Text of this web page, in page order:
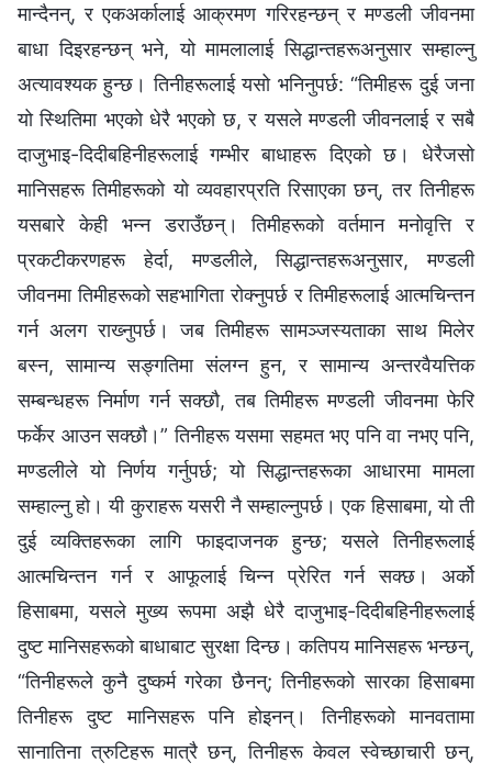
मान्दैनन्, र एकअर्कालाई आक्रमण गरिरहन्छन् र मण्डली जीवनमा
बाधा दिइरहन्छन् भने, यो मामलालाई सिद्धान्तहरूअनुसार सम्हाल्नु
अत्यावश्यक हुन्छ। तिनीहरूलाई यसो भनिनुपर्छ: “तिमीहरू दुई जना
यो स्थितिमा भएको धेरै भएको छ, र यसले मण्डली जीवनलाई र सबै
दाजुभाइ-दिदीबहिनीहरूलाई गम्भीर बाधाहरू दिएको छ। धेरैजसो
मानिसहरू तिमीहरूको यो व्यवहारप्रति रिसाएका छन्, तर तिनीहरू
यसबारे केही भन्‍न डराउँछन्। तिमीहरूको वर्तमान मनोवृत्ति र
प्रकटीकरणहरू हेर्दा, मण्डलीले, सिद्धान्तहरूअनुसार, मण्डली
जीवनमा तिमीहरूको सहभागिता रोक्‍नुपर्छ र तिमीहरूलाई आत्मचिन्तन
गर्न अलग राख्‍नुपर्छ। जब तिमीहरू सामञ्जस्यताका साथ मिलेर
बस्‍न, सामान्य सङ्गतिमा संलग्‍न हुन, र सामान्य अन्तरवैयत्तिक
सम्बन्धहरू निर्माण गर्न सक्छौ, तब तिमीहरू मण्डली जीवनमा फेरि
फर्केर आउन सक्छौ।” तिनीहरू यसमा सहमत भए पनि वा नभए पनि,
मण्डलीले यो निर्णय गर्नुपर्छ; यो सिद्धान्तहरूका आधारमा मामला
सम्हाल्नु हो। यी कुराहरू यसरी नै सम्हाल्नुपर्छ। एक हिसाबमा, यो ती
दुई व्यक्तिहरूका लागि फाइदाजनक हुन्छ; यसले तिनीहरूलाई
आत्मचिन्तन गर्न र आफूलाई चिन्‍न प्रेरित गर्न सक्छ। अर्को
हिसाबमा, यसले मुख्य रूपमा अझै धेरै दाजुभाइ-दिदीबहिनीहरूलाई
दुष्ट मानिसहरूको बाधाबाट सुरक्षा दिन्छ। कतिपय मानिसहरू भन्छन्,
“तिनीहरूले कुनै दुष्कर्म गरेका छैनन्; तिनीहरूको सारका हिसाबमा
तिनीहरू दुष्ट मानिसहरू पनि होइनन्। तिनीहरूको मानवतामा
सानातिना त्रुटिहरू मात्रै छन्, तिनीहरू केवल स्वेच्छाचारी छन्,